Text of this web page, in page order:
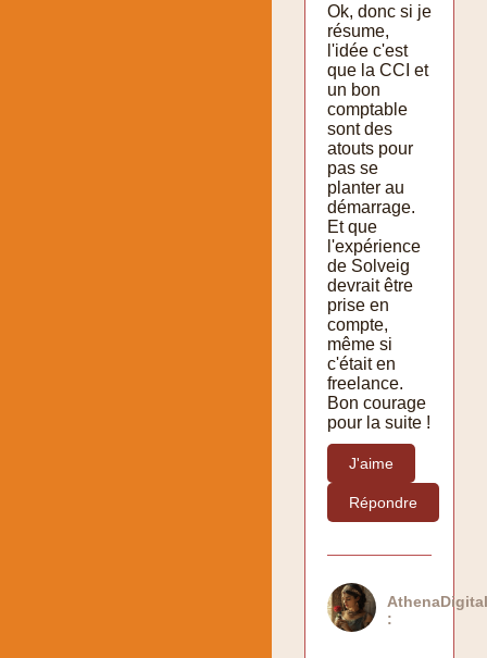
Ok, donc si je
résume,
l'idée c'est
que la CCI et
un bon
comptable
sont des
atouts pour
pas se
planter au
démarrage.
Et que
l'expérience
de Solveig
devrait être
prise en
compte,
même si
c'était en
freelance.
Bon courage
pour la suite !
J'aime
Répondre
: